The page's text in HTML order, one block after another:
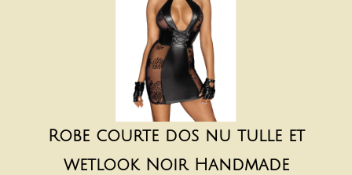
Robe courte dos nu tulle et
wetlook Noir Handmade